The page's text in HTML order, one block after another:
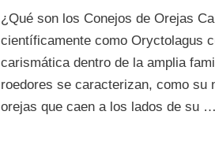
¿Qué son los Conejos de Orejas
científicamente como Oryctolagus
carismática dentro de la amplia
roedores se caracterizan, como su
orejas que caen a los lados de su …